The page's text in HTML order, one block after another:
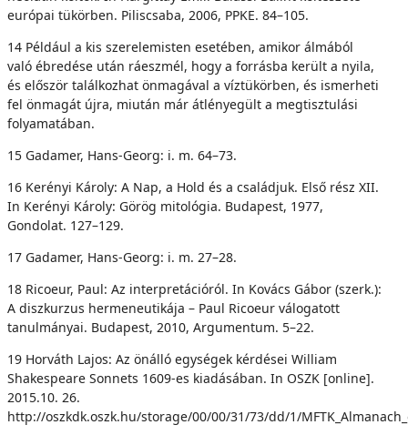
európai tükörben. Piliscsaba, 2006, PPKE. 84–105.
14 Például a kis szerelemisten esetében, amikor álmából
való ébredése után ráeszmél, hogy a forrásba került a nyila,
és először találkozhat önmagával a víztükörben, és ismerheti
fel önmagát újra, miután már átlényegült a megtisztulási
folyamatában.
15 Gadamer, Hans-Georg: i. m. 64–73.
16 Kerényi Károly: A Nap, a Hold és a családjuk. Első rész XII.
In Kerényi Károly: Görög mitológia. Budapest, 1977,
Gondolat. 127–129.
17 Gadamer, Hans-Georg: i. m. 27–28.
18 Ricoeur, Paul: Az interpretációról. In Kovács Gábor (szerk.):
A diszkurzus hermeneutikája – Paul Ricoeur válogatott
tanulmányai. Budapest, 2010, Argumentum. 5–22.
19 Horváth Lajos: Az önálló egységek kérdései William
Shakespeare Sonnets 1609-es kiadásában. In OSZK [online].
2015.10. 26.
http://oszkdk.oszk.hu/storage/00/00/31/73/dd/1/